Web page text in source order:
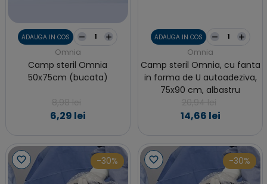
ADAUGA IN COS
Omnia
Camp steril Omnia
50x75cm (bucata)
6,29 lei
ADAUGA IN COS
Omnia
Camp steril Omnia, cu fanta
in forma de U autoadeziva,
75x90 cm, albastru
14,66 lei
-30% -30%